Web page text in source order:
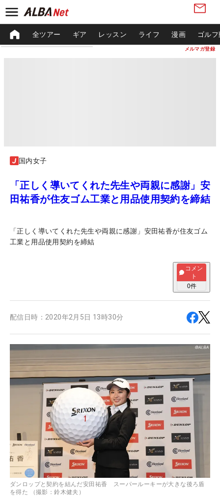
メルマガ登録
全ツアー ギア レッスン ライフ 漫画 ゴル
国内女子
「正しく導いてくれた先生や両親に感謝」安
田祐香が住友ゴム工業と用品使用契約を締結
「正しく導いてくれた先生や両親に感謝」安田祐香が住友ゴム
工業と用品使用契約を締結
コメン
ト
0件
配信日時： 2020年2月5日 13時30分
ダンロップと契約を結んだ安田祐香 スーパールーキーが大きな後ろ盾
を得た （撮影：鈴木健夫）